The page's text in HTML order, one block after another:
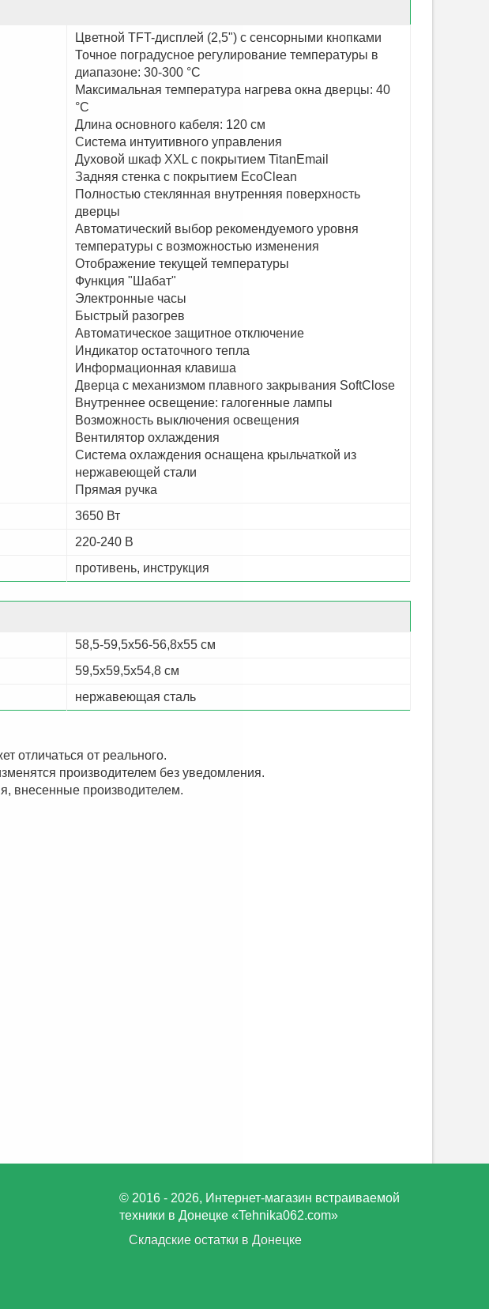
Цветной TFT-дисплей (2,5") с сенсорными кнопками
Точное поградусное регулирование температуры в
диапазоне: 30-300 °C
Максимальная температура нагрева окна дверцы: 40
°С
Длина основного кабеля: 120 см
Система интуитивного управления
Духовой шкаф XXL с покрытием TitanEmail
Задняя стенка с покрытием EcoClean
Полностью стеклянная внутренняя поверхность
дверцы
Автоматический выбор рекомендуемого уровня
температуры с возможностью изменения
Отображение текущей температуры
Функция "Шабат"
Электронные часы
Быстрый разогрев
Автоматическое защитное отключение
Индикатор остаточного тепла
Информационная клавиша
Дверца с механизмом плавного закрывания SoftClose
Внутреннее освещение: галогенные лампы
Возможность выключения освещения
Вентилятор охлаждения
Система охлаждения оснащена крыльчаткой из
нержавеющей стали
Прямая ручка
3650 Вт
220-240 В
противень, инструкция
58,5-59,5х56-56,8х55 см
59,5х59,5х54,8 см
нержавеющая сталь
отличаться от реального.
производителем без уведомления.
внесенные производителем.
© 2016 - 2026, Интернет-магазин встраиваемой
техники в Донецке «Tehnika062.com»
Складские остатки в Донецке